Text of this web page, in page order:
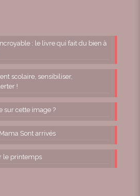
: le livre qui fait du bien à
scolaire, sensibiliser,
!
sur cette image ?
Sont arrivés
le printemps